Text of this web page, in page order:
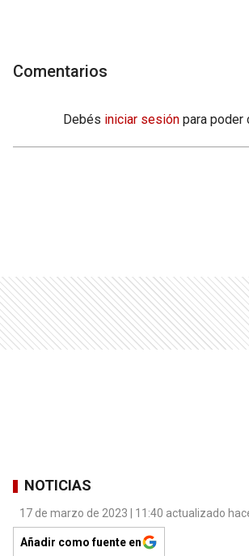
Comentarios
Debés iniciar sesión para poder
NOTICIAS
17 de marzo de 2023 | 11:40 actualizado
Añadir como fuente en